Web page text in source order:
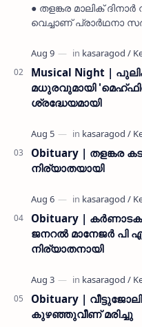
● തളങ്കര മാലിക്
വെച്ചാണ് പ്രാർഥനാ
നൽകി കാസ…
Musical Night |
മധുരവുമായി
ശ്രദ്ധേയമായി
Obituary | തളങ്കര
നിര്യാതയായി
Obituary |
ജനറൽ മാനേജർ പി
നിര്യാതനായി
Obituary |
കുഴഞ്ഞുവീണ് മരിച്ചു